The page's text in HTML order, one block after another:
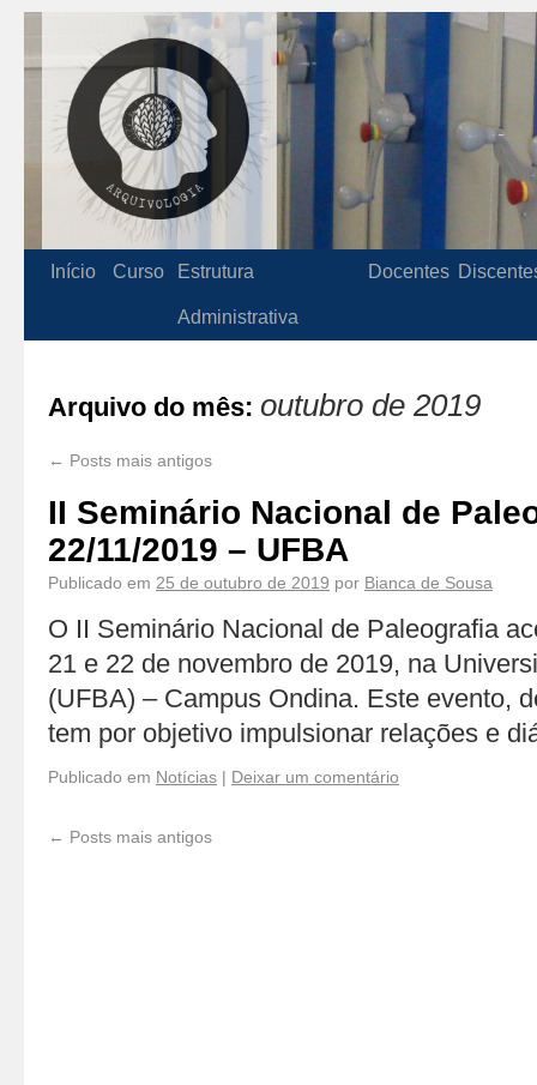
Início Curso Estrutura
Administrativa
Docentes
Arquivo do mês: outubro de 2019
← Posts mais antigos
II Seminário Nacional de
22/11/2019 – UFBA
Publicado em 25 de outubro de 2019 por Bianca de Sousa
O II Seminário Nacional de Paleografia
21 e 22 de novembro de 2019, na
(UFBA) – Campus Ondina. Este evento,
tem por objetivo impulsionar relações e
Publicado em Notícias | Deixar um comentário
← Posts mais antigos